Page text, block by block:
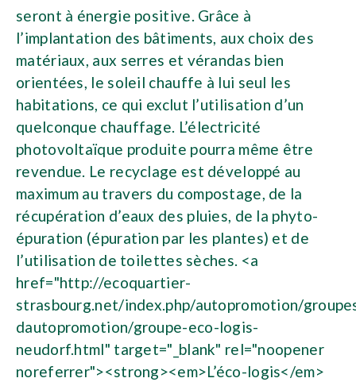
seront à énergie positive. Grâce à
l’implantation des bâtiments, aux choix des
matériaux, aux serres et vérandas bien
orientées, le soleil chauffe à lui seul les
habitations, ce qui exclut l’utilisation d’un
quelconque chauffage. L’électricité
photovoltaïque produite pourra même être
revendue. Le recyclage est développé au
maximum au travers du compostage, de la
récupération d’eaux des pluies, de la phyto-
épuration (épuration par les plantes) et de
l’utilisation de toilettes sèches. <a
href="http://ecoquartier-
strasbourg.net/index.php/autopromotion/
dautopromotion/groupe-eco-logis-
neudorf.html" target="_blank" rel="noopener
noreferrer"><strong><em>L’éco-logis</em>